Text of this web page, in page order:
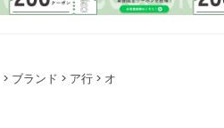
ブランド ア行
オ